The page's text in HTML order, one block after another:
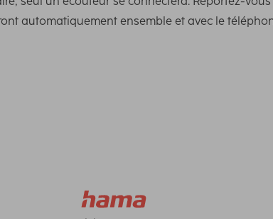
automatiquement ensemble et avec le